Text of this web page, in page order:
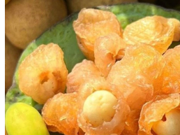
Mã khuyến mãi: